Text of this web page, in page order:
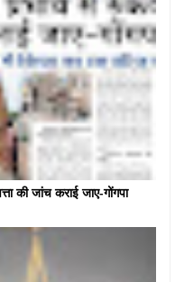
की जांच कराई जाए-गोंगपा